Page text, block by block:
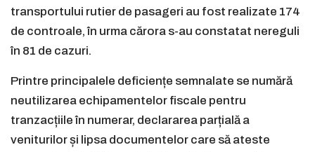
transportului rutier de pasageri au fost realizate 174
de controale, în urma cărora s-au constatat nereguli
în 81 de cazuri.
Printre principalele deficiențe semnalate se numără
neutilizarea echipamentelor fiscale pentru
tranzacțiile în numerar, declararea parțială a
veniturilor și lipsa documentelor care să ateste